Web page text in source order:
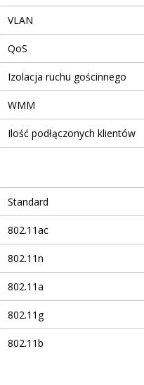
VLAN
QoS
Izolacja ruchu gościnnego
WMM
Ilość podłączonych klientów
Standard
802.11ac
802.11n
802.11a
802.11g
802.11b